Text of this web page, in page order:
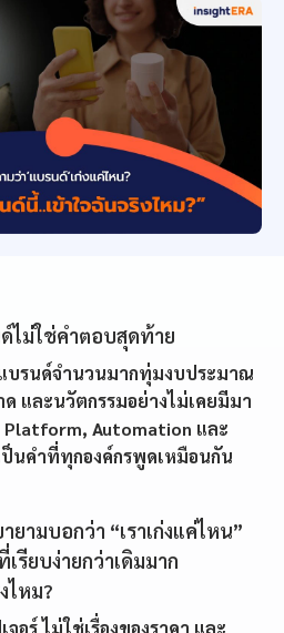
ไม่ใช่คำตอบสุดท้าย
บรนด์จำนวนมากทุ่มงบประมาณ
และนวัตกรรมอย่างไม่เคยมีมา
Platform, Automation และ
นคำที่ทุกองค์กรพูดเหมือนกัน
ามบอกว่า “เราเก่งแค่ไหน”
รียบง่ายกว่าเดิมมาก
ไหม?
อร์ ไม่ใช่เรื่องของราคา และ